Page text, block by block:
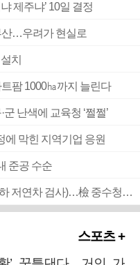
제주냐’ 10일 결정
산…우려가 현실로
치
팜 1000㏊까지 늘린다
난색에 교육청 ‘쩔쩔’
막힌 지역기업 응원
준공 수순
■ 검사 신분 버리고 직급하향(10년 이하 저연차 검사)…檢 중수청행 기피
스포츠 +